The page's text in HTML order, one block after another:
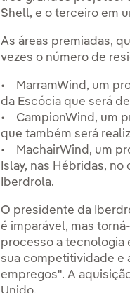
Shell, e o terceiro em
As áreas premiadas,
vezes o número de
• MarramWind, um
da Escócia que será
• CampionWind, um
que também será
• MachairWind, um
Islay, nas Hébridas,
Iberdrola.
O presidente da
é imparável, mas
processo a tecnologia
sua competitividade e
empregos". A